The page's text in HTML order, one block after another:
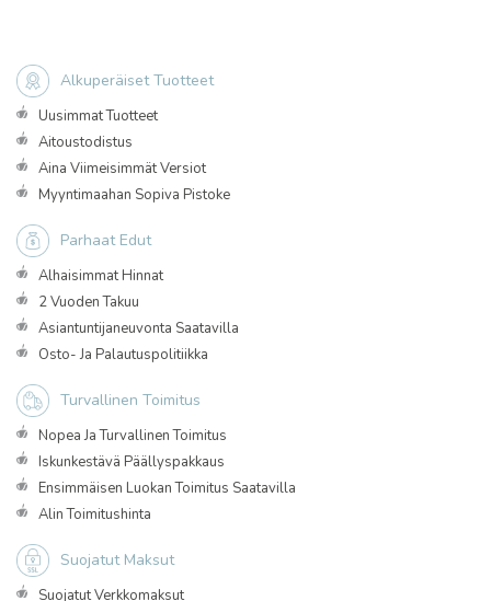
Alkuperäiset Tuotteet
Uusimmat Tuotteet
Aitoustodistus
Aina Viimeisimmät Versiot
Myyntimaahan Sopiva Pistoke
Parhaat Edut
Alhaisimmat Hinnat
2 Vuoden Takuu
Asiantuntijaneuvonta Saatavilla
Osto- Ja Palautuspolitiikka
Turvallinen Toimitus
Nopea Ja Turvallinen Toimitus
Iskunkestävä Päällyspakkaus
Ensimmäisen Luokan Toimitus Saatavilla
Alin Toimitushinta
Suojatut Maksut
Suojatut Verkkomaksut